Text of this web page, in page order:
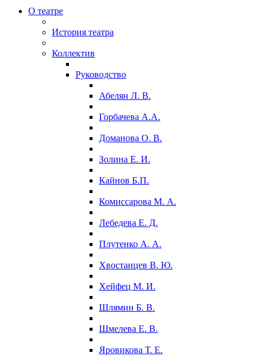
О театре
История театра
Коллектив
Руководство
Абелян Л. В.
Горбачева А.А.
Доманова О. В.
Золина Е. И.
Кайнов Б.П.
Комиссарова М. А.
Лебедева Е. Д.
Плутенко А. А.
Хвостанцев В. Ю.
Хейфец М. И.
Шлямин Б. В.
Шмелева Е. В.
Яровикова Т. Е.